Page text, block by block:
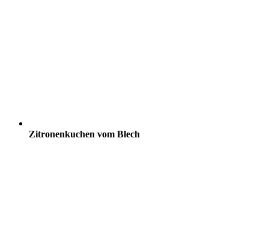
Zitronenkuchen vom Blech